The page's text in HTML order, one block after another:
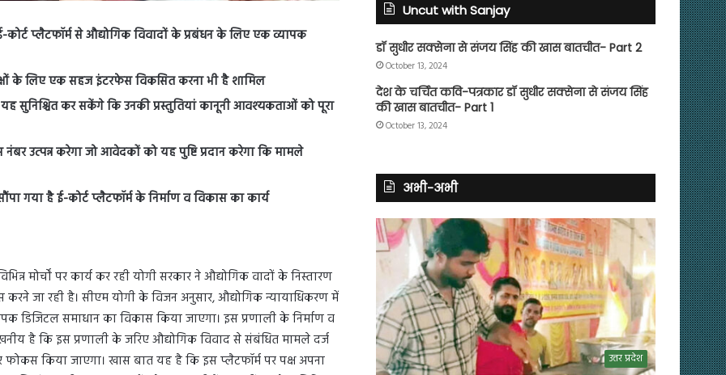
प्लैटफॉर्म से औद्योगिक विवादों के प्रबंधन के लिए एक व्यापक
के लिए एक सहज इंटरफेस विकसित करना भी है शामिल
सुनिश्चित कर सकेंगे कि उनकी प्रस्तुतियां कानूनी आवश्यकताओं को पूरा
उत्पन्न करेगा जो आवेदकों को यह पुष्टि प्रदान करेगा कि मामले
गया है ई-कोर्ट प्लैटफॉर्म के निर्माण व विकास का कार्य
मोर्चों पर कार्य कर रही योगी सरकार ने औद्योगिक वादों के निस्तारण
करने जा रही है। सीएम योगी के विजन अनुसार, औद्योगिक न्यायाधिकरण में
डिजिटल समाधान का विकास किया जाएगा। इस प्रणाली के निर्माण व
है कि इस प्रणाली के जरिए औद्योगिक विवाद से संबंधित मामले दर्ज
किया जाएगा। खास बात यह है कि इस प्लैटफॉर्म पर पक्ष अपना
Uncut with Sanjay
डॉ सुधीर सक्सेना से संजय सिंह की खास बातचीत- Part 2
October 13, 2024
देश के चर्चित कवि-पत्रकार डॉ सुधीर सक्सेना से संजय सिंह
की खास बातचीत- Part 1
October 13, 2024
अभी-अभी
उत्तर प्रदेश